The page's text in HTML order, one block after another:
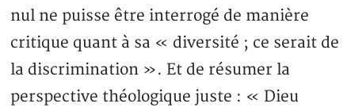
nul ne puisse être interrogé de manière
critique quant à sa « diversité ; ce serait de
la discrimination ». Et de résumer la
perspective théologique juste : « Dieu